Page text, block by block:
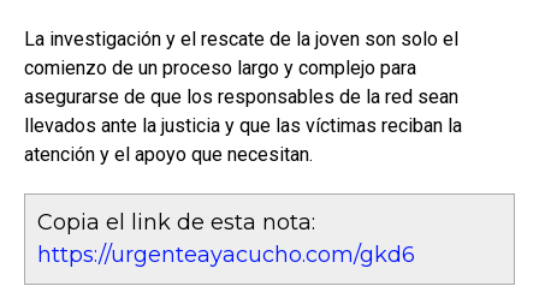
La investigación y el rescate de la joven son solo el
comienzo de un proceso largo y complejo para
asegurarse de que los responsables de la red sean
llevados ante la justicia y que las víctimas reciban la
atención y el apoyo que necesitan.
Copia el link de esta nota:
https://urgenteayacucho.com/gkd6